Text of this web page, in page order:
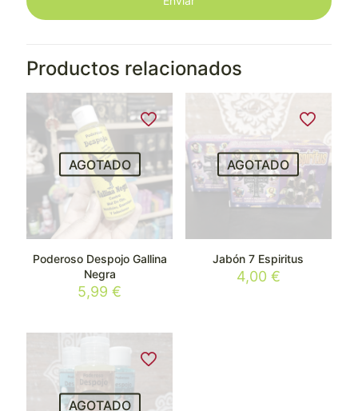
Productos relacionados
AGOTADO
Poderoso Despojo Gallina
Negra
5,99€
AGOTADO
Jabón 7 Espiritus
4,00 €
AGOTADO